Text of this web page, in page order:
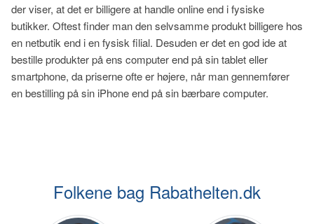
der viser, at det er billigere at handle online end i fysiske
butikker. Oftest finder man den selvsamme produkt billigere hos
en netbutik end i en fysisk filial. Desuden er det en god ide at
bestille produkter på ens computer end på sin tablet eller
smartphone, da priserne ofte er højere, når man gennemfører
en bestilling på sin iPhone end på sin bærbare computer.
Folkene bag Rabathelten.dk